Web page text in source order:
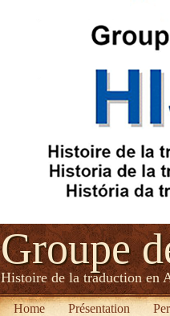
Groupe
Histoire de la traduction en
Home Présentation